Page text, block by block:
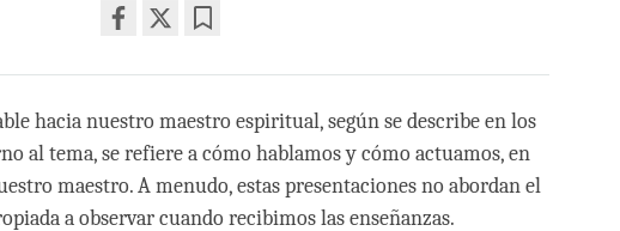
on
facebook
hacia nuestro maestro espiritual, según se describe en los
al tema, se refiere a cómo hablamos y cómo actuamos, en
maestro. A menudo, estas presentaciones no abordan el
a observar cuando recibimos las enseñanzas.